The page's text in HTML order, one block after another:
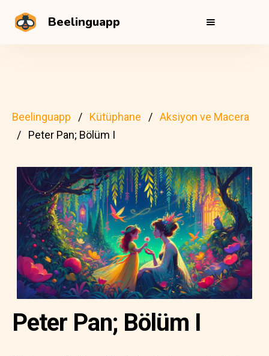
Beelinguapp
Beelinguapp Kütüphane
Aksiyon ve Macera
Peter Pan; Bölüm I
Peter Pan; Bölüm I